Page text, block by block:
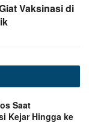
Vaksinasi di
Saat
Kejar Hingga ke